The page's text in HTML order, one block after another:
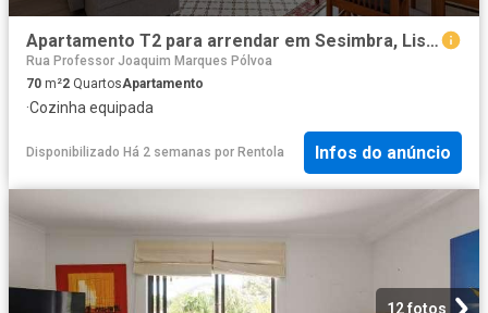
Apartamento T2 para arrendar em Sesimbra, Lisboa
Rua Professor Joaquim Marques Pólvoa
70 m²2 QuartosApartamento
·Cozinha equipada
Disponibilizado Há 2 semanas por Rentola Infos do anúncio
12 fotos